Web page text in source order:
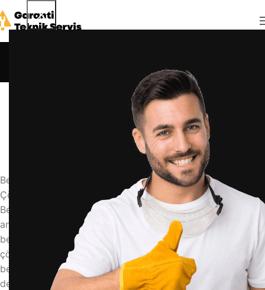
Blog
BLOG
beko buzdolabı sensör arızası nasıl anlaşılır
admin
14 Nisan 2026
Beko Buzdolabı Sensör Arızası Nasıl Anlaşılır? Belirtileri ve
Çözümleri
Beko buzdolabınızda sensör arızası olduğunu nasıl
anlarsınız? Bu yazıda, sıcaklık sensörü arızasının yaygın
belirtilerini, basit kontrol yöntemlerini ve profesyonel
çözüm adımlarını bulacaksınız.
beko buzdolabı sensör arızası, beko buzdolabı sensörü
değişimi, buzdolabı sensör arızası belirtileri, beko